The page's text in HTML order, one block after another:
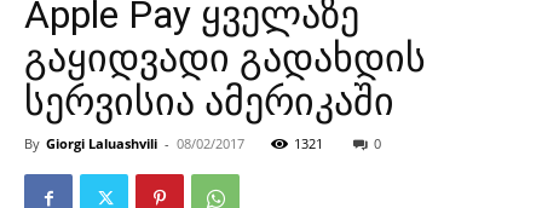
Apple Pay ყველაზე
გაყიდვადი გადახდის
სერვისია ამერიკაში
By Giorgi Laluashvili - 08/02/2017 1321 0